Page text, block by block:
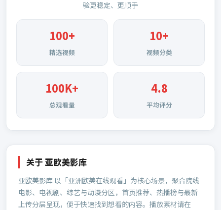
验更稳定、更顺手
100+
精选视频
10+
视频分类
100K+
总观看量
4.8
平均评分
关于亚欧美影库
亚欧美影库 以「亚洲欧美在线观看」为核心场景，聚合院线
电影、电视剧、综艺与动漫分区，首页推荐、热播榜与最新
上传分层呈现，便于快速找到想看的内容。播放素材请在